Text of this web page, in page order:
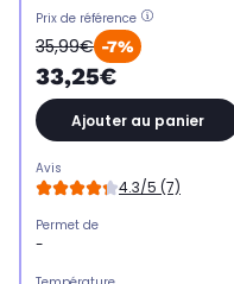
Prix de référence
35,99€ -7%
33,25€
Ajouter au panier
Avis
4.3/5 (7)
Permet de
-